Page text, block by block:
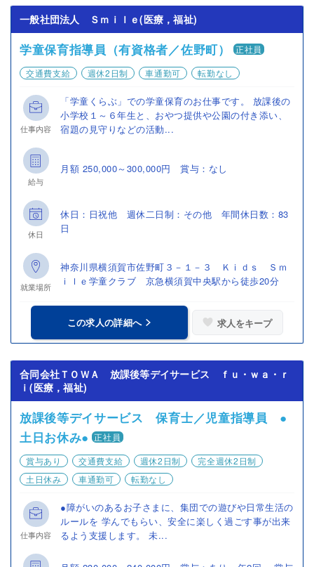
一般社団法人 Ｓｍｉｌｅ(医療，福祉)
学童保育指導員（有資格者／佐野町）
正社員
交通費支給
週休2日制 車通勤可 転勤なし
仕事内容
「学童くらぶ」での学童保育のお仕事です。 放課後の
小学校１～６年生と、おやつ提供や公園の付き添い、
宿題の見守りなどの活動...
給与
月額 250,000～300,000円 賞与：なし
休日
休日：日祝他 週休二日制：その他 年間休日数：83
日
就業場所
神奈川県横須賀市佐野町３－１－３ Ｋｉｄｓ Ｓｍ
ｉｌｅ学童クラブ 京急横須賀中央駅から徒歩20分
この求人の詳細へ 求人をキープ
合同会社ＴＯＷＡ 放課後等デイサービス ｆｕ・ｗａ・ｒ
ｉ(医療，福祉)
放課後等デイサービス 保育士／児童指導員 ●
土日お休み● 正社員
賞与あり
交通費支給 週休2日制
完全週休2日制
土日休み
車通勤可 転勤なし
仕事内容
●障がいのあるお子さまに、集団での遊びや日常生活の
ルールを 学んでもらい、安全に楽しく過ごす事が出来
るよう支援します。 未...